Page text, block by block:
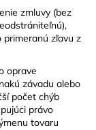
zmluvy (bez
primeranú zľavu z
oprave
závadu alebo
počet chýb
právo
tovaru